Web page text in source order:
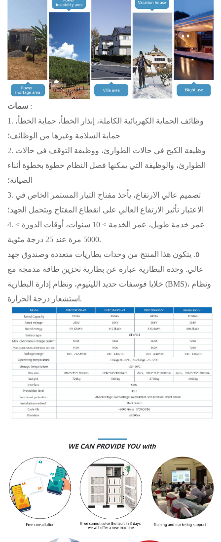
:
1. وظائف الحماية الكهربائية الكاملة، إنذار الخطأ، حماية الخطأ،
حماية السلامة وغيرها من الوظائف؛
2. وظيفة الكبح في حالات الطوارئ، ووظيفة التوقف في حالات
الطوارئ، والوظيفة التي يمكنها فصل النظام خطوة بخطوة أثناء
الصيانة؛
3. تصميم عالي الارتفاع، يأخذ مفتاح التيار المستمر الخاص في
الاعتبار تأثير الارتفاع العالي على انقطاع المفتاح ويتحمل الجهد؛
4. عمر خدمة طويل، عمر الخدمة > 10 سنوات، أوقات الدورة >
5000 مرة عند 25 درجة مئوية.
٥. يتكون هذا المنتج من وحدات بطاريات متعددة وصندوق جهد
عالي. وحدة البطارية عبارة عن بطارية تخزين طاقة مدمجة مع
خلايا فوسفات حديد الليثيوم، ونظام إدارة البطارية (BMS)، ونظام
استشعار درجة الحرارة.